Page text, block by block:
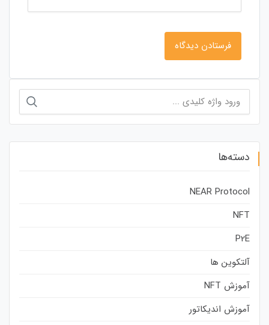
برای:
دسته‌ها
NEAR Protocol
NFT
P2E
آلتکوین ها
آموزش NFT
آموزش اندیکاتور